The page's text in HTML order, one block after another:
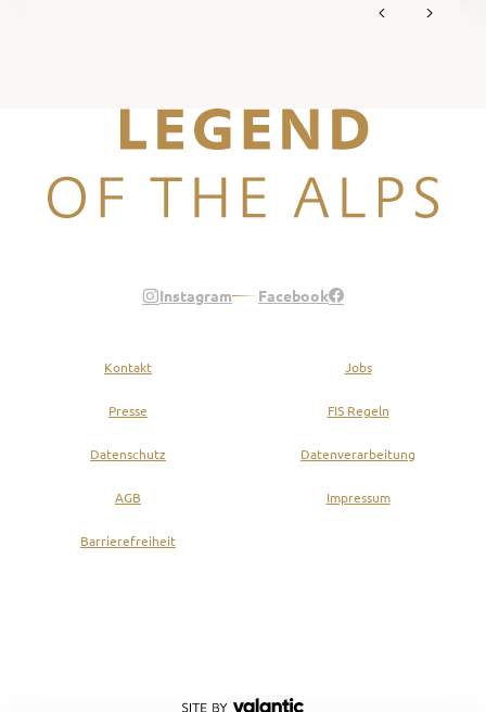
Instagram Facebook
Kontakt Jobs
Presse FIS Regeln
Datenschutz Datenverarbeitung
AGB Impressum
Barrierefreiheit